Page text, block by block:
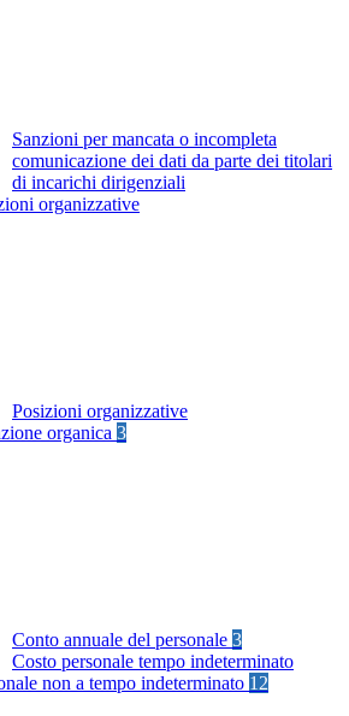
Sanzioni per mancata o incompleta
comunicazione dei dati da parte dei titolari
di incarichi dirigenziali
organizzative
Posizioni organizzative
organica 3
Conto annuale del personale 3
Costo personale tempo indeterminato
non a tempo indeterminato 12